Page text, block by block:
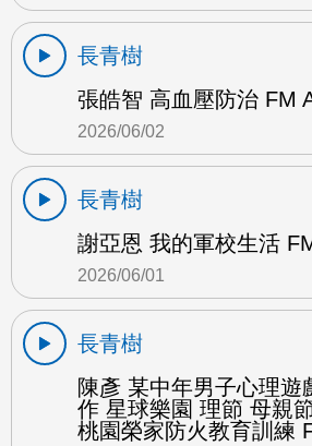
長青樹
張皓智 高血壓防治 FM
2026/06/02
長青樹
謝亞恩 我的軍校生活
2026/06/01
長青樹
陳彥 某中年男子心理遊
作 星球樂園 理節 母親
桃園榮家防火教育訓練